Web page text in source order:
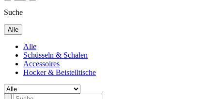
Suche
Alle
Alle
Schüsseln & Schalen
Accessoires
Hocker & Beistelltische